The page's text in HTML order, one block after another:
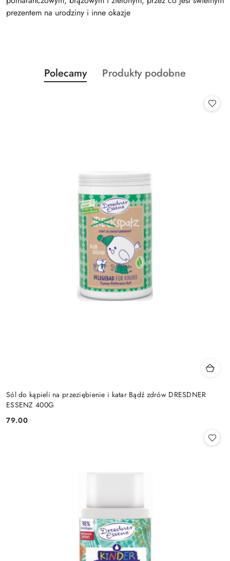
prezentem na urodziny i inne okazje
Pomiń karuzelę produktów
Produkty
o
Polecamy
Produkty
Produkty podobne
Sól do kąpieli na przeziębienie i katar Bądź zdrów DRESDNER
ESSENZ 400G
Cena:
79.00